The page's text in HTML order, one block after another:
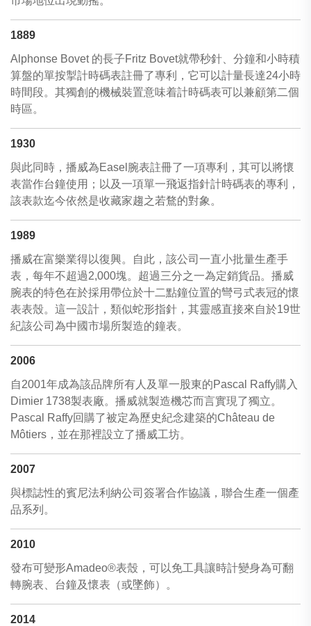
1889
Alphonse Bovet 的長子Fritz Bovet就帶秒針、分鐘和小時積
算盤的單按掣計時碼表註冊了專利，它可以計量長達24小時
時間段。其獨創的機械裝置意味着計時碼表可以兼顧第二個
時區。
1930
與此同時，播威為Easel腕表註冊了一項專利，其可以將懷
表當作台鐘使用；以及一項單一飛返指針計時碼表的專利，
該表款迄今依然是收藏家趨之若鶩的對象。
1989
播威在富樂業得以復興。自此，該公司一直小批量生產手
表，每年不超過2,000塊。超過三分之一為定銷貨品。播威
腕表的特色在於採用帶位於十二點鐘位置的彎弓式表冠的懷
表表殼。這一設計，類似蛇形指針，其靈感直接來自於19世
紀該公司為中國市場所製造的鐘表。
2006
自2001年成為該品牌所有人及單一股東的Pascal Raffy購入
Dimier 1738製表廠。播威就製造機芯而言實現了獨立。
Pascal Raffy回購了被定為歷史紀念建築的Château de
Môtiers，並在那裡設立了播威工坊。
2007
與標誌性的賓尼法利納公司簽署合作協議，聯合生產一個產
品系列。
2010
發布可變形Amadeo®表殼，可以免工具讓時計變身為可翻
轉腕表、台鐘及懷表（或墜飾）。
2014